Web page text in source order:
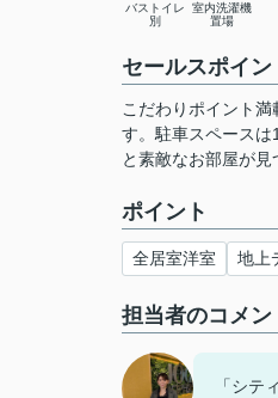
バストイレ
別
室内洗濯機
置場
セールスポイン
こだわりポイント
す。駐車スペース
と素敵なお部屋が
ポイント
全居室洋室 地上
担当者のコメン
「シテ